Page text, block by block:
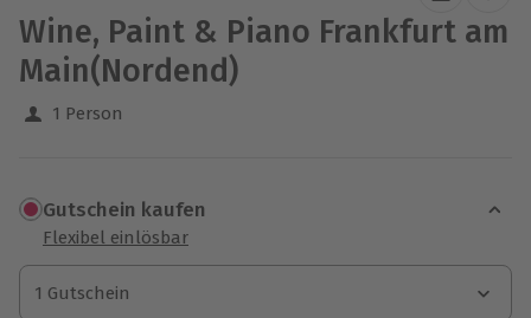
Wine, Paint & Piano Frankfurt am
Main(Nordend)
1 Person
Gutschein kaufen
Flexibel einlösbar
1 Gutschein
1 Gutschein
1 Gutschein